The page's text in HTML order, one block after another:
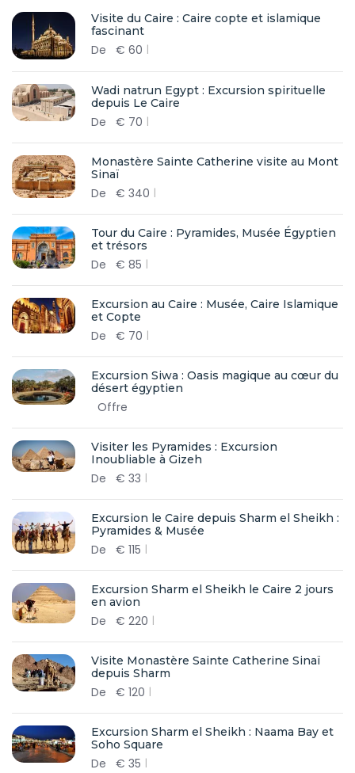
Visite du Caire : Caire copte et islamique
fascinant
De € 60
Wadi natrun Egypt : Excursion spirituelle
depuis Le Caire
De € 70
Monastère Sainte Catherine visite au Mont
Sinaï
De € 340
Tour du Caire : Pyramides, Musée Égyptien
et trésors
De € 85
Excursion au Caire : Musée, Caire Islamique
et Copte
De € 70
Excursion Siwa : Oasis magique au cœur du
désert égyptien
Offre
Visiter les Pyramides : Excursion
Inoubliable à Gizeh
De € 33
Excursion le Caire depuis Sharm el Sheikh :
Pyramides & Musée
De € 115
Excursion Sharm el Sheikh le Caire 2 jours
en avion
De € 220
Visite Monastère Sainte Catherine Sinaï
depuis Sharm
De € 120
Excursion Sharm el Sheikh : Naama Bay et
Soho Square
De € 35